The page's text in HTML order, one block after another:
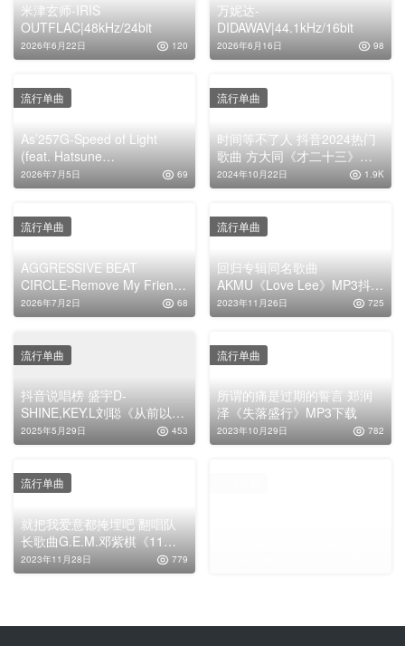
米津玄师-IRIS
OUTFLAC|48kHz/24bit
2026年6月22日 120
万妮达-
DIDAWAV|44.1kHz/16bit
2026年6月16日 98
As’257G-Speed of Light
(feat. Hatsune
Miku)FLAC|44.1kHz/16bit
2026年7月5日 69
流行单曲
时间等不了人 抖音2024热门
歌曲 方大同《才二十三》
MP3下载
2024年10月22日 1.9K
流行单曲
AGGRESSIVE BEAT
CIRCLE-Remove My Friends
expd. HATSUNE MIKU (feat.
HATSUNE
2026年7月2日 68
流行单曲
回归专辑同名歌曲
AKMU《Love Lee》MP3抖音
好听的韩语歌曲下载
2023年11月26日 725
流行单曲
抖音说唱榜 盛宇D-
SHINE,KEY.L刘聪《从前以后
PT.1》MP3下载
2025年5月29日 453
流行单曲
所谓的痛是过期的誓言 郑润
泽《失落盛行》MP3下载
2023年10月29日 782
流行单曲
就把我爱意都掩埋吧 翻唱队
长歌曲G.E.M.邓紫棋《11》
MP3下载
2023年11月28日 779
流行单曲